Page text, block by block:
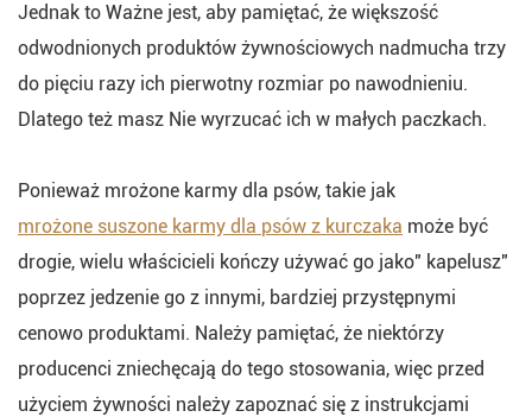
Jednak to Ważne jest, aby pamiętać, że większość
odwodnionych produktów żywnościowych nadmucha trzy
do pięciu razy ich pierwotny rozmiar po nawodnieniu.
Dlatego też masz Nie wyrzucać ich w małych paczkach.
Ponieważ mrożone karmy dla psów, takie jak
mrożone suszone karmy dla psów z kurczaka może być
drogie, wielu właścicieli kończy używać go jako" kapelusz"
poprzez jedzenie go z innymi, bardziej przystępnymi
cenowo produktami. Należy pamiętać, że niektórzy
producenci zniechęcają do tego stosowania, więc przed
użyciem żywności należy zapoznać się z instrukcjami